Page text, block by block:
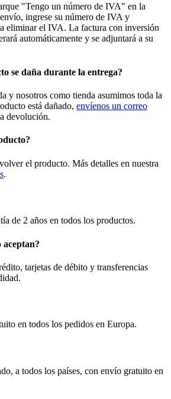
"Tengo un número de IVA" en la
ingrese su número de IVA y
eliminar el IVA. La factura con inversión
automáticamente y se adjuntará a su
se daña durante la entrega?
y nosotros como tienda asumimos toda la
está dañado, envíenos un correo
devolución.
el producto. Más detalles en nuestra
.
de 2 años en todos los productos.
aceptan?
tarjetas de débito y transferencias
en todos los pedidos en Europa.
a todos los países, con envío gratuito en